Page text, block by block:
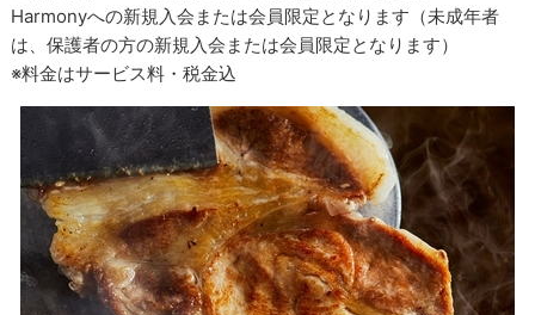
Harmonyへの新規入会または会員限定となります（未成年者
は、保護者の方の新規入会または会員限定となります）
※料金はサービス料・税金込